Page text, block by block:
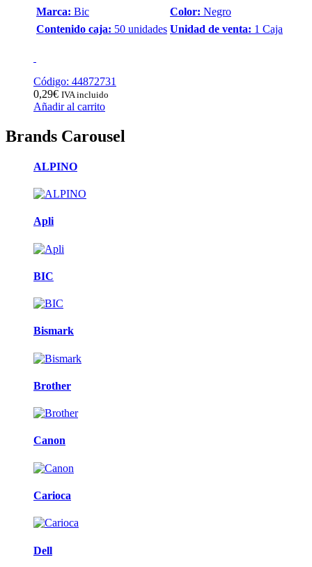
Marca: Bic Color: Negro
Contenido caja: 50 unidades Unidad de venta: 1 Caja
Código: 44872731
0,29€ IVA incluido
Añadir al carrito
Brands Carousel
ALPINO
Apli
BIC
Bismark
Brother
Canon
Carioca
Dell